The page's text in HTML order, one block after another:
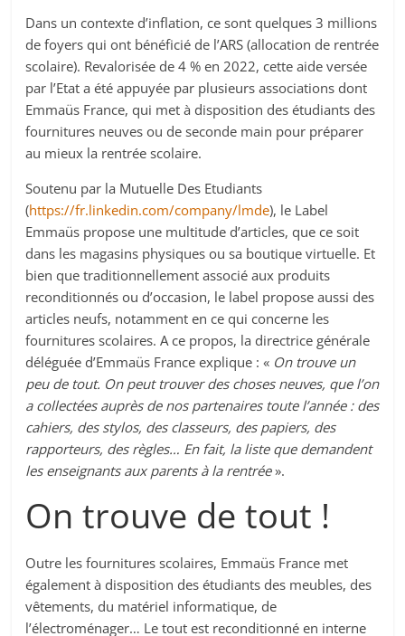
Dans un contexte d’inflation, ce sont quelques 3 millions
de foyers qui ont bénéficié de l’ARS (allocation de rentrée
scolaire). Revalorisée de 4 % en 2022, cette aide versée
par l’Etat a été appuyée par plusieurs associations dont
Emmaüs France, qui met à disposition des étudiants des
fournitures neuves ou de seconde main pour préparer
au mieux la rentrée scolaire.
Soutenu par la Mutuelle Des Etudiants
(https://fr.linkedin.com/company/lmde), le Label
Emmaüs propose une multitude d’articles, que ce soit
dans les magasins physiques ou sa boutique virtuelle. Et
bien que traditionnellement associé aux produits
reconditionnés ou d’occasion, le label propose aussi des
articles neufs, notamment en ce qui concerne les
fournitures scolaires. A ce propos, la directrice générale
déléguée d’Emmaüs France explique : « On trouve un
peu de tout. On peut trouver des choses neuves, que l’on
a collectées auprès de nos partenaires toute l’année : des
cahiers, des stylos, des classeurs, des papiers, des
rapporteurs, des règles… En fait, la liste que demandent
les enseignants aux parents à la rentrée».
On trouve de tout !
Outre les fournitures scolaires, Emmaüs France met
également à disposition des étudiants des meubles, des
vêtements, du matériel informatique, de
l’électroménager… Le tout est reconditionné en interne